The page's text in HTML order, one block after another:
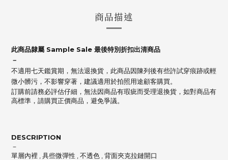
商品描述
此商品隸屬 Sample Sale 最後特別折扣出清商品
－
不適用七天鑑賞期，無法退換貨，此商品因陳列後有些許試穿痕跡或輕
微小髒污，不影響穿著，建議適用於拍照用途顧客購買。
訂購前請務必評估仔細，無法因商品有瑕疵而受理退換貨，如對商品有
高標準，請購買正價商品，避免爭議。
DESCRIPTION
－
單層內裡 , 具些微彈性 , 不透色 , 背面夾克拉鏈開口